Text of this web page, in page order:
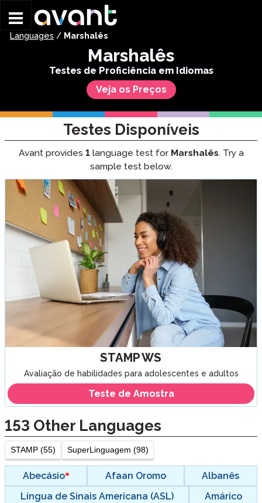
Languages / Marshalês
Marshalês
Testes de Proficiência em Idiomas
Veja os Preços
Testes Disponíveis
Avant provides 1language test for Marshalês. Try a
sample test below.
STAMP WS
Avaliação de habilidades para adolescentes e adultos
Teste de Amostra
153 Other Languages
STAMP (55) SuperLinguagem (98)
Abecásio Afaan Oromo
Albanês
Língua de Sinais Americana (ASL)
Amárico